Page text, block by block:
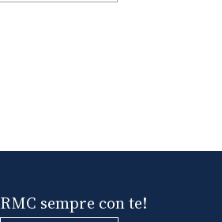
RMC sempre con te!